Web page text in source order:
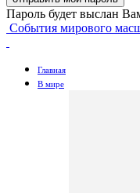
Пароль будет выслан
События мирового
Главная
В мире